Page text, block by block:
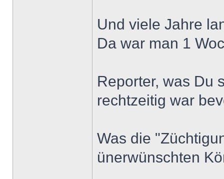
Und viele Jahre
Da war man 1
Reporter, was Du
rechtzeitig war
Was die
ünerwünschten